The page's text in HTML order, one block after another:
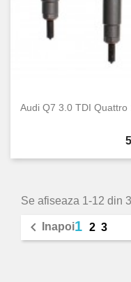
Audi Q7 3.0 TDI Quattro
Se afiseaza 1-12 din
 Inapoi1 2 3